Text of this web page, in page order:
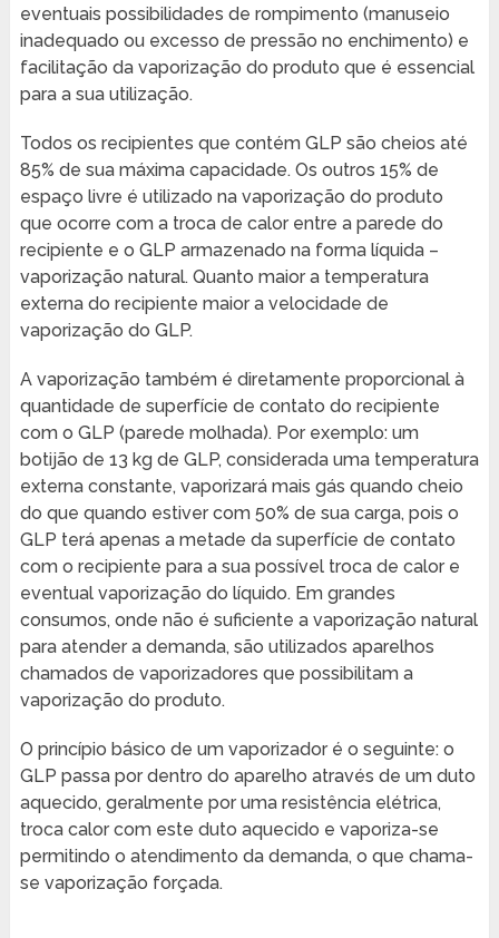
eventuais possibilidades de rompimento (manuseio
inadequado ou excesso de pressão no enchimento) e
facilitação da vaporização do produto que é essencial
para a sua utilização.
Todos os recipientes que contém GLP são cheios até
85% de sua máxima capacidade. Os outros 15% de
espaço livre é utilizado na vaporização do produto
que ocorre com a troca de calor entre a parede do
recipiente e o GLP armazenado na forma líquida –
vaporização natural. Quanto maior a temperatura
externa do recipiente maior a velocidade de
vaporização do GLP.
A vaporização também é diretamente proporcional à
quantidade de superfície de contato do recipiente
com o GLP (parede molhada). Por exemplo: um
botijão de 13 kg de GLP, considerada uma temperatura
externa constante, vaporizará mais gás quando cheio
do que quando estiver com 50% de sua carga, pois o
GLP terá apenas a metade da superfície de contato
com o recipiente para a sua possível troca de calor e
eventual vaporização do líquido. Em grandes
consumos, onde não é suficiente a vaporização natural
para atender a demanda, são utilizados aparelhos
chamados de vaporizadores que possibilitam a
vaporização do produto.
O princípio básico de um vaporizador é o seguinte: o
GLP passa por dentro do aparelho através de um duto
aquecido, geralmente por uma resistência elétrica,
troca calor com este duto aquecido e vaporiza-se
permitindo o atendimento da demanda, o que chama-
se vaporização forçada.